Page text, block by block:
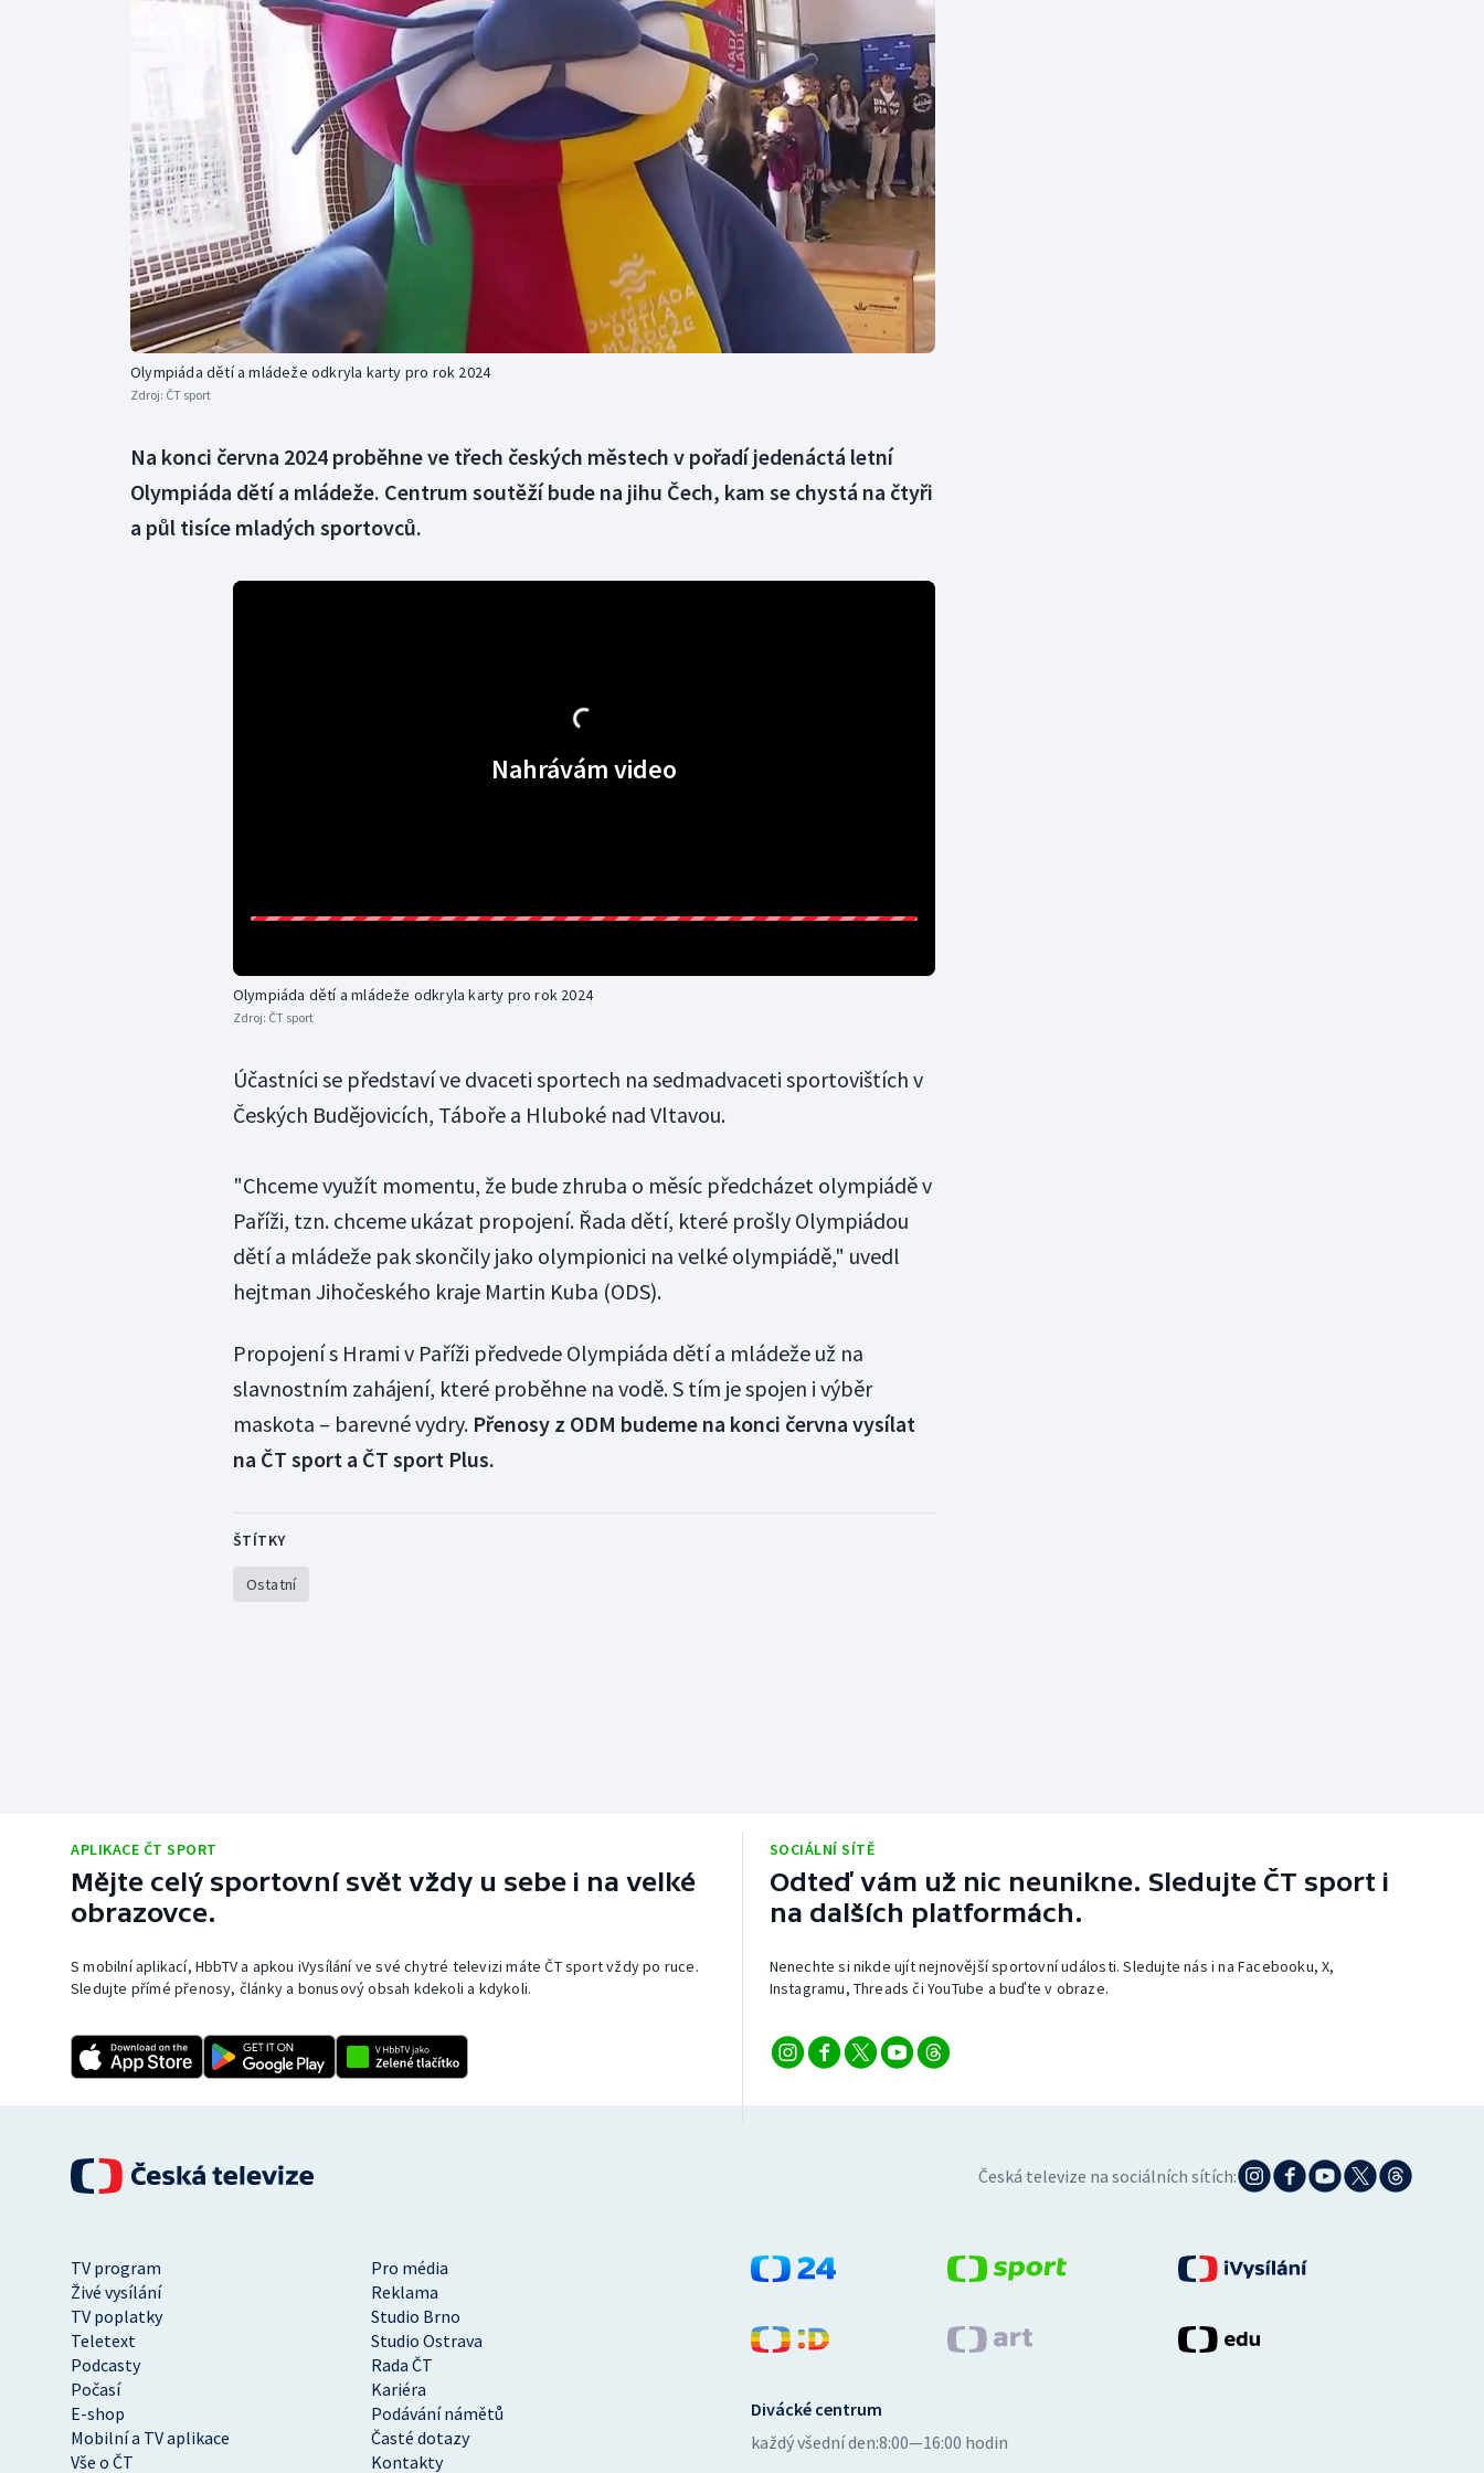
Curling
Dostihy
Florbal
Futsal
Golf
Gymnastika
Moderní pětiboj
Motorsport
Olympijské hry
Parasport
Plážový volejbal
Veslování
Vodní slalom
Volejbal
Ostatní
Olympiáda dětí a mládeže odkryla karty pro rok 2024
Zdroj: ČT sport
Na konci června 2024 proběhne ve třech českých městech v pořadí jedenáctá letní
Olympiáda dětí a mládeže. Centrum soutěží bude na jihu Čech, kam se chystá na čtyři
a půl tisíce mladých sportovců.
Nahrávám video
Olympiáda dětí a mládeže odkryla karty pro rok 2024
Zdroj: ČT sport
Účastníci se představí ve dvaceti sportech na sedmadvaceti sportovištích v
Českých Budějovicích, Táboře a Hluboké nad Vltavou.
"Chceme využít momentu, že bude zhruba o měsíc předcházet olympiádě v
Paříži, tzn. chceme ukázat propojení. Řada dětí, které prošly Olympiádou
dětí a mládeže pak skončily jako olympionici na velké olympiádě," uvedl
hejtman Jihočeského kraje Martin Kuba (ODS).
Propojení s Hrami v Paříži předvede Olympiáda dětí a mládeže už na
slavnostním zahájení, které proběhne na vodě. S tím je spojen i výběr
maskota – barevné vydry. Přenosy z ODM budeme na konci června vysílat
na ČT sport a ČT sport Plus.
ŠTÍTKY
Ostatní
APLIKACE ČT SPORT
Mějte celý sportovní svět vždy u sebe i na velké
obrazovce.
S mobilní aplikací, HbbTV a apkou iVysílání ve své chytré televizi máte ČT sport vždy po ruce.
Sledujte přímé přenosy, články a bonusový obsah kdekoli a kdykoli.
SOCIÁLNÍ SÍTĚ
Odteď vám už nic neunikne. Sledujte ČT sport i
na dalších platformách.
Nenechte si nikde ujít nejnovější sportovní události. Sledujte nás i na Facebooku, X,
Instagramu, Threads či YouTube a buďte v obraze.
Česká televize na sociálních sítích:
TV program
Pro média
Živé vysílání
Reklama
TV poplatky
Studio Brno
Teletext
Studio Ostrava
Podcasty
Rada ČT
Počasí
Kariéra
E-shop
Podávání námětů
Mobilní a TV aplikace
Časté dotazy
Vše o ČT
Kontakty
Divácké centrum
každý všední den:8:00—16:00 hodin